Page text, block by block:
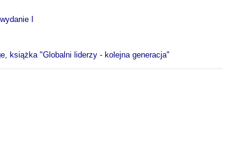
I
książka "Globalni liderzy - kolejna generacja"